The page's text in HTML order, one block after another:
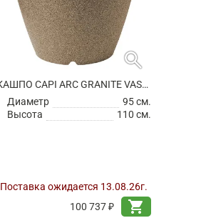
search
КАШПО CAPI ARC GRANITE VASE ELEGANT WARM TAUPE
Диаметр
95 см.
Высота
110 см.
Поставка ожидается 13.08.26г.
100 737 ₽
shopping_cart